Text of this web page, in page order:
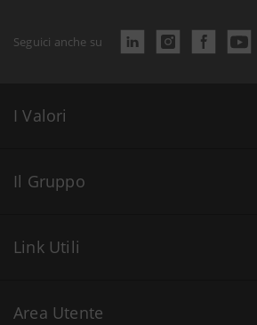
Seguici anche su
I Valori
Il Gruppo
Link Utili
Area Utente